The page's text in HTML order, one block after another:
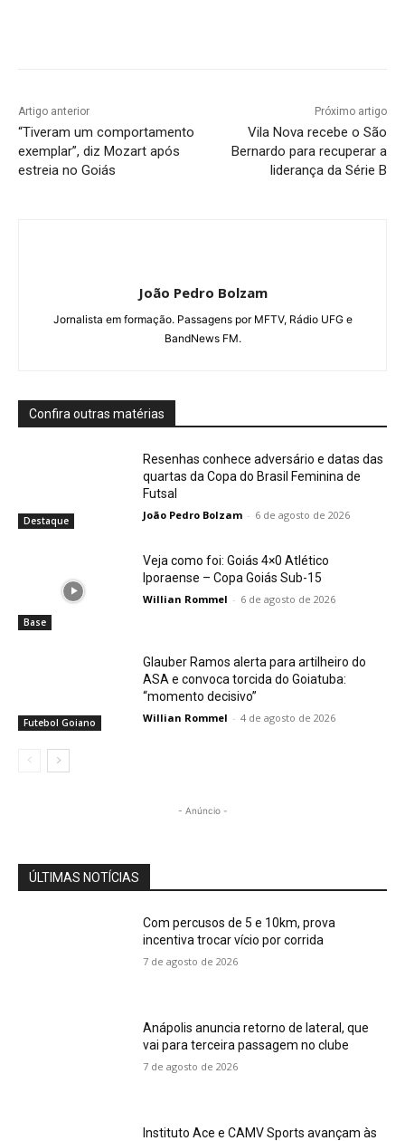
Artigo anterior
“Tiveram um comportamento
exemplar”, diz Mozart após
estreia no Goiás
Próximo artigo
Vila Nova recebe o São
Bernardo para recuperar a
liderança da Série B
João Pedro Bolzam
Jornalista em formação. Passagens por MFTV, Rádio UFG e
BandNews FM.
Confira outras matérias
Destaque
Resenhas conhece adversário e datas das
quartas da Copa do Brasil Feminina de
Futsal
João Pedro Bolzam - 6 de agosto de 2026
Base
Veja como foi: Goiás 4×0 Atlético
Iporaense – Copa Goiás Sub-15
Willian Rommel - 6 de agosto de 2026
Futebol Goiano
Glauber Ramos alerta para artilheiro do
ASA e convoca torcida do Goiatuba:
“momento decisivo”
Willian Rommel - 4 de agosto de 2026
- Anúncio -
ÚLTIMAS NOTÍCIAS
Com percusos de 5 e 10km, prova
incentiva trocar vício por corrida
7 de agosto de 2026
Anápolis anuncia retorno de lateral, que
vai para terceira passagem no clube
7 de agosto de 2026
Instituto Ace e CAMV Sports avançam às